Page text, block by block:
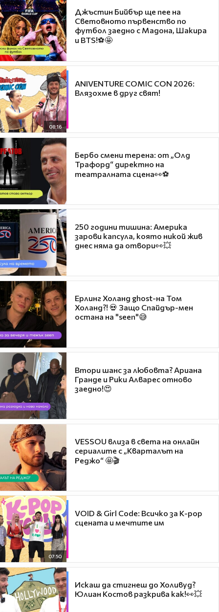
Джъстин Бийбър ще пее на
Световното първенство по
футбол заедно с Мадона, Шакира
и BTS!⚽🤩
08:16
ANIVENTURE COMIC CON 2026:
Влязохме в друг свят!
Бербо смени терена: от „Олд
Трафорд“ директно на
театралната сцена👀⚽
250 години тишина: Америка
зарови капсула, която никой жив
днес няма да отвори👀💥
Ерлинг Холанд ghost-на Том
Холанд?! 💀 Защо Спайдър-мен
остана на "seen"😅
Втори шанс за любовта? Ариана
Гранде и Рики Алварес отново
заедно!😍
VESSOU влиза в света на онлайн
сериалите с „Кварталът на
Реджо“ 🤩🎬
07:50
VOID & Girl Code: Всичко за K-pop
сцената и мечтите им
Искаш да стигнеш до Холивуд?
Юлиан Костов разкрива как!👀💥